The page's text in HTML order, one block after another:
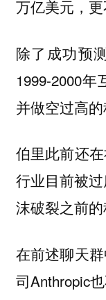
万亿美元，
除了成功预
1999-2000
并做空过高的
伯里此前还
行业目前被
沫破裂之前的
在前述聊天
司Anthropic